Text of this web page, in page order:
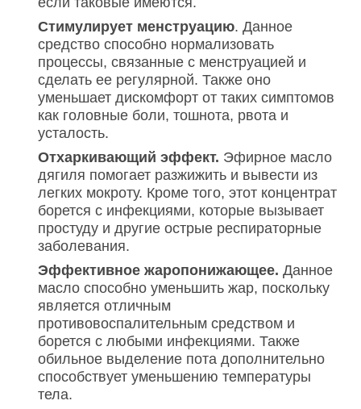
Стимулирует менструацию. Данное
средство способно нормализовать
процессы, связанные с менструацией и
сделать ее регулярной. Также оно
уменьшает дискомфорт от таких симптомов
как головные боли, тошнота, рвота и
усталость.
Отхаркивающий эффект. Эфирное масло
дягиля помогает разжижить и вывести из
легких мокроту. Кроме того, этот концентрат
борется с инфекциями, которые вызывает
простуду и другие острые респираторные
заболевания.
Эффективное жаропонижающее. Данное
масло способно уменьшить жар, поскольку
является отличным
противовоспалительным средством и
борется с любыми инфекциями. Также
обильное выделение пота дополнительно
способствует уменьшению температуры
тела.